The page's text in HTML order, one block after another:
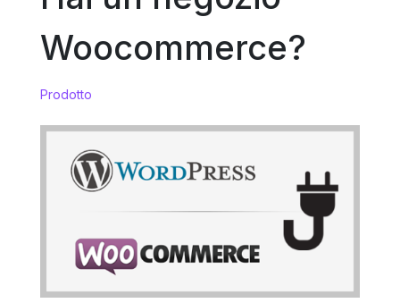
Woocommerce?
Prodotto